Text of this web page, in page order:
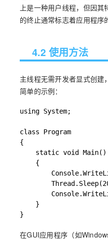
上是一种用户线程，但因
的终止通常标志着应用程序
4.2 使用方法
主线程无需开发者显式创
简单的示例：
using System;
class Program
{
static void Main()
{
}
}
在GUI应用程序（如